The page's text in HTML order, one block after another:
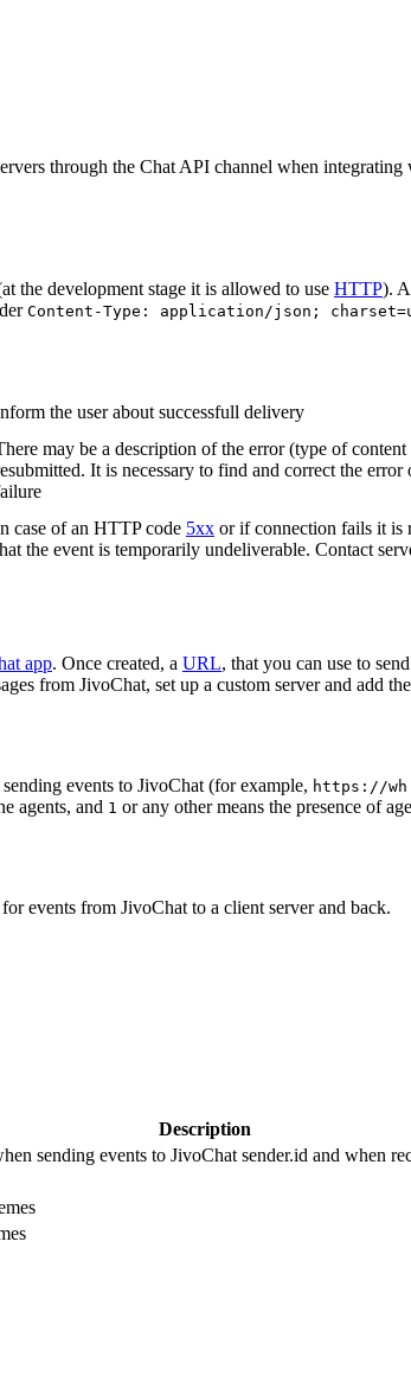
through the Chat API channel when integrating
the development stage it is allowed to use HTTP).
Content-Type: application/json;
the user about successfull delivery
may be a description of the error (type of
It is necessary to find and correct the
case of an HTTP code 5xx or if connection fails it is
the event is temporarily undeliverable. Contact
app. Once created, a URL, that you can use to
from JivoChat, set up a custom server and add
events to JivoChat (for example, https://
agents, and 1 or any other means the presence of
events from JivoChat to a client server and back.
Description
sending events to JivoChat sender.id and when